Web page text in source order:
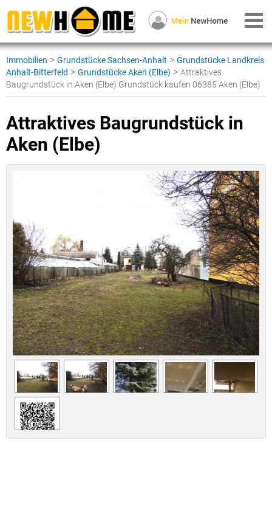
Immobilien > Grundstücke Sachsen-Anhalt > Grundstücke Landkreis
Anhalt-Bitterfeld > Grundstücke Aken (Elbe) > Attraktives
Baugrundstück in Aken (Elbe) Grundstück kaufen 06385 Aken (Elbe)
Attraktives Baugrundstück in
Aken (Elbe)